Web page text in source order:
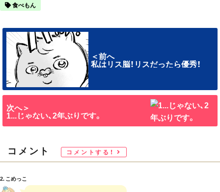
食べもん
＜前へ
私はリス脳！リスだったら優秀！
次へ＞
1...じゃない、2年ぶりです。
コメント コメントする！
2. こめっこ